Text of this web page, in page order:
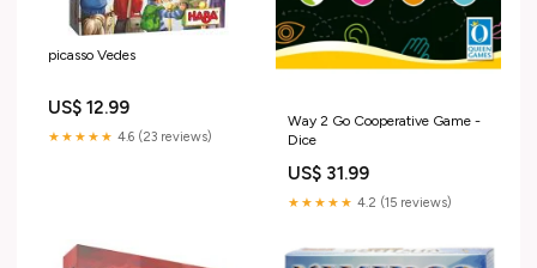
picasso Vedes
US$ 12.99
★★★★★ 4.6 (23 reviews)
Way 2 Go Cooperative Game -
Dice
US$ 31.99
★★★★★ 4.2 (15 reviews)